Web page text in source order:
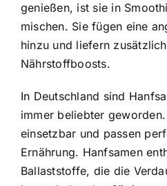
genießen, ist sie in
mischen. Sie fügen eine
hinzu und liefern
Nährstoffboosts.
In Deutschland sind
immer beliebter
einsetzbar und passen
Ernährung. Hanfsamen
Ballaststoffe, die die